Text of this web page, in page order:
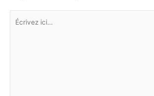
Écrivez